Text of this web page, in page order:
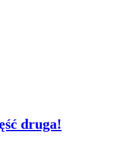
druga!